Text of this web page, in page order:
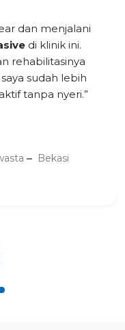
dan menjalani
di klinik ini.
rehabilitasinya
sudah lebih
tanpa nyeri.”
Bekasi